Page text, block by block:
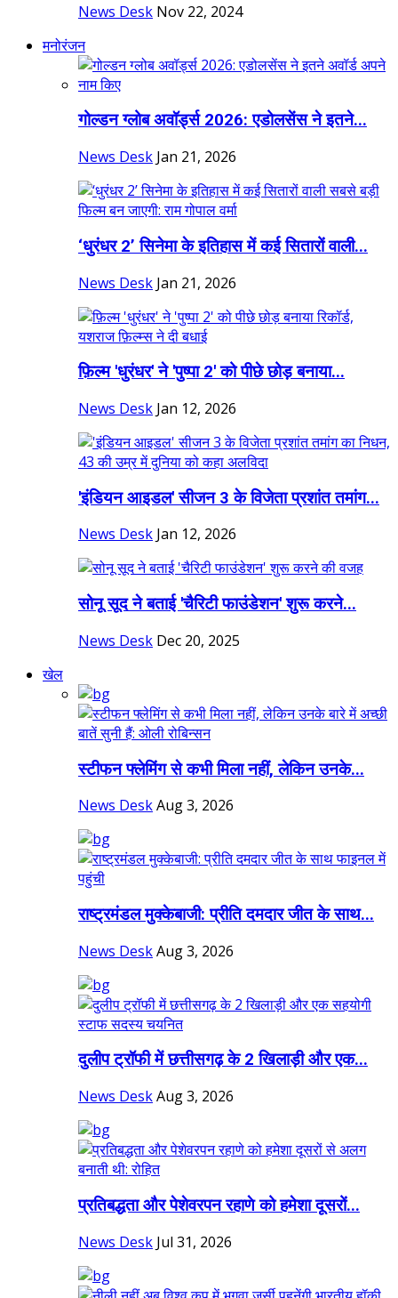
News Desk Nov 22, 2024
मनोरंजन
गोल्डन ग्लोब अवॉर्ड्स 2026: एडोलसेंस ने इतने...
News Desk Jan 21, 2026
‘धुरंधर 2’ सिनेमा के इतिहास में कई सितारों वाली...
News Desk Jan 21, 2026
फ़िल्म 'धुरंधर' ने 'पुष्पा 2' को पीछे छोड़ बनाया...
News Desk Jan 12, 2026
'इंडियन आइडल' सीजन 3 के विजेता प्रशांत तमांग...
News Desk Jan 12, 2026
सोनू सूद ने बताई 'चैरिटी फाउंडेशन' शुरू करने...
News Desk Dec 20, 2025
खेल
स्टीफन फ्लेमिंग से कभी मिला नहीं, लेकिन उनके...
News DeskAug 3, 2026
राष्ट्रमंडल मुक्केबाजी: प्रीति दमदार जीत के साथ...
News DeskAug 3, 2026
दुलीप ट्रॉफी में छत्तीसगढ़ के 2 खिलाड़ी और एक...
News DeskAug 3, 2026
प्रतिबद्धता और पेशेवरपन रहाणे को हमेशा दूसरों...
News Desk Jul 31, 2026